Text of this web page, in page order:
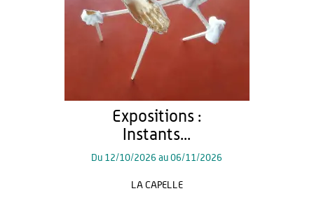
Expositions :
Instants...
Du 12/10/2026 au06/11/2026
LA CAPELLE